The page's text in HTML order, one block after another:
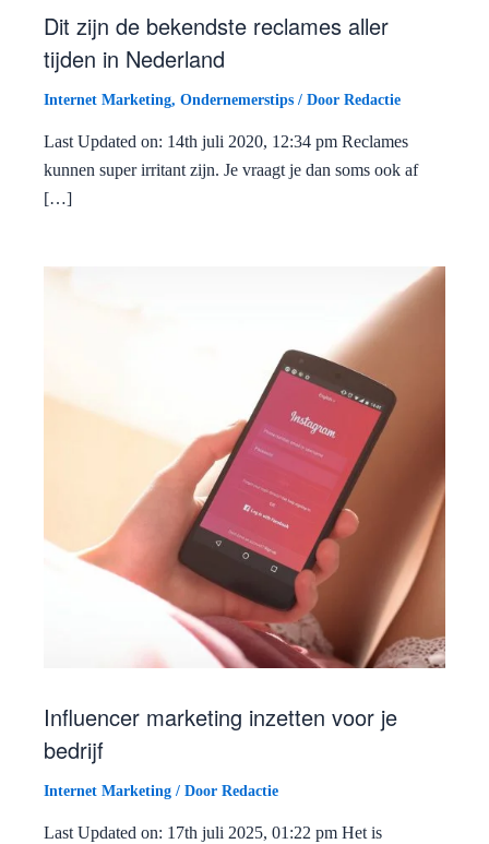
Dit zijn de bekendste reclames aller
tijden in Nederland
Internet Marketing, Ondernemerstips / Door Redactie
Last Updated on: 14th juli 2020, 12:34 pm Reclames
kunnen super irritant zijn. Je vraagt je dan soms ook af
[…]
Influencer marketing inzetten voor je
bedrijf
Internet Marketing / Door Redactie
Last Updated on: 17th juli 2025, 01:22 pm Het is